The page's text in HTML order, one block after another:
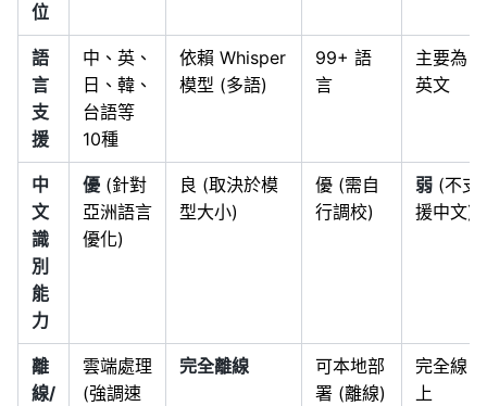
位
語
言
支
援
中、英、
日、韓、
台語等
10種
依賴 Whisper
模型 (多語)
99+ 語
言
主要為
英文
中
文
識
別
能
力
優 (針對
亞洲語言
優化)
良 (取決於模
型大小)
優 (需自
行調校)
弱 (不支
援中文)
離
線/
雲端處理
(強調速
完全離線
可本地部
署 (離線)
完全線
上